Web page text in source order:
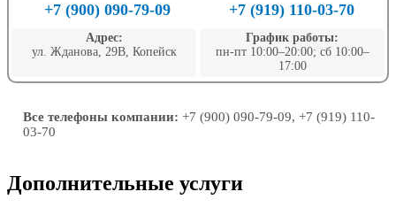
+7 (900) 090-79-09 +7 (919) 110-03-70
Адрес:
ул. Жданова, 29В, Копейск
График работы:
пн-пт 10:00–20:00; сб 10:00–
17:00
Все телефоны компании: +7 (900) 090-79-09, +7 (919) 110-
03-70
Дополнительные услуги